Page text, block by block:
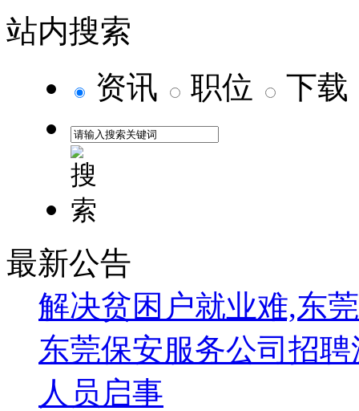
站内搜索
资讯
职位 下载
最新公告
解决贫困户就业难,东
东莞保安服务公司招
人员启事